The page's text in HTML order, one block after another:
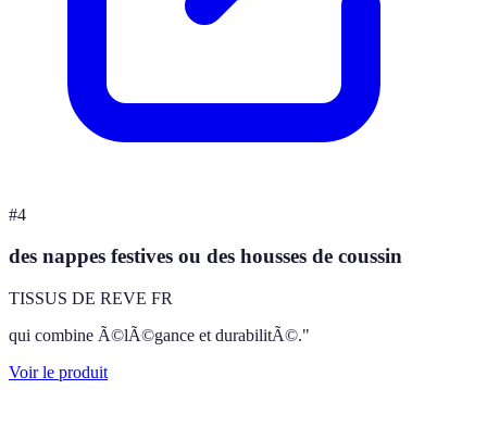
#4
des nappes festives ou des housses de coussin
TISSUS DE REVE FR
qui combine Ã©lÃ©gance et durabilitÃ©."
Voir le produit